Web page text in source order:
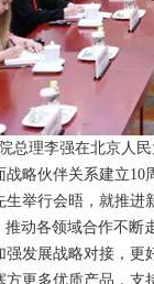
总理李强在北京人
略伙伴关系建立
举行会晤，就推
动各领域合作不断
发展战略对接，
更多优质产品，